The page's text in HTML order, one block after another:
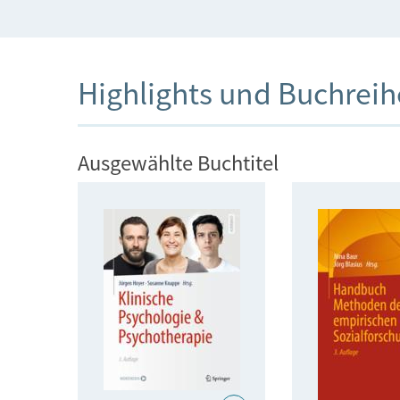
Highlights und
Ausgewählte Buchtitel